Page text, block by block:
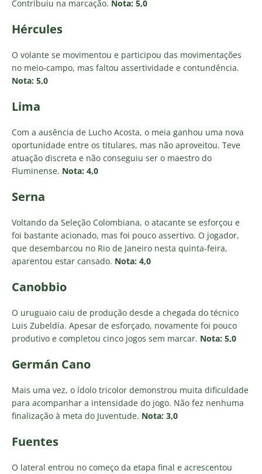
Contribuiu na marcação. Nota: 5,0
Hércules
O volante se movimentou e participou das movimentações
no meio-campo, mas faltou assertividade e contundência.
Nota: 5,0
Lima
Com a ausência de Lucho Acosta, o meia ganhou uma nova
oportunidade entre os titulares, mas não aproveitou. Teve
atuação discreta e não conseguiu ser o maestro do
Fluminense. Nota: 4,0
Serna
Voltando da Seleção Colombiana, o atacante se esforçou e
foi bastante acionado, mas foi pouco assertivo. O jogador,
que desembarcou no Rio de Janeiro nesta quinta-feira,
aparentou estar cansado. Nota: 4,0
Canobbio
O uruguaio caiu de produção desde a chegada do técnico
Luis Zubeldía. Apesar de esforçado, novamente foi pouco
produtivo e completou cinco jogos sem marcar. Nota: 5,0
Germán Cano
Mais uma vez, o ídolo tricolor demonstrou muita dificuldade
para acompanhar a intensidade do jogo. Não fez nenhuma
finalização à meta do Juventude. Nota: 3,0
Fuentes
O lateral entrou no começo da etapa final e acrescentou